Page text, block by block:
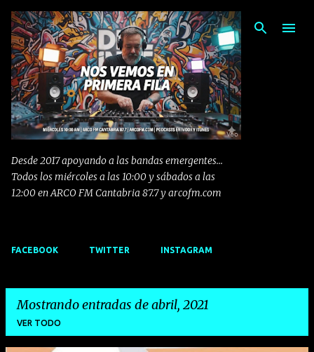
Ir al contenido principal
Desde 2017 apoyando a las bandas emergentes...
Todos los miércoles a las 10:00 y sábados a las
12:00 en ARCO FM Cantabria 87.7 y arcofm.com
FACEBOOK TWITTER INSTAGRAM
Mostrando entradas de abril, 2021
VER TODO